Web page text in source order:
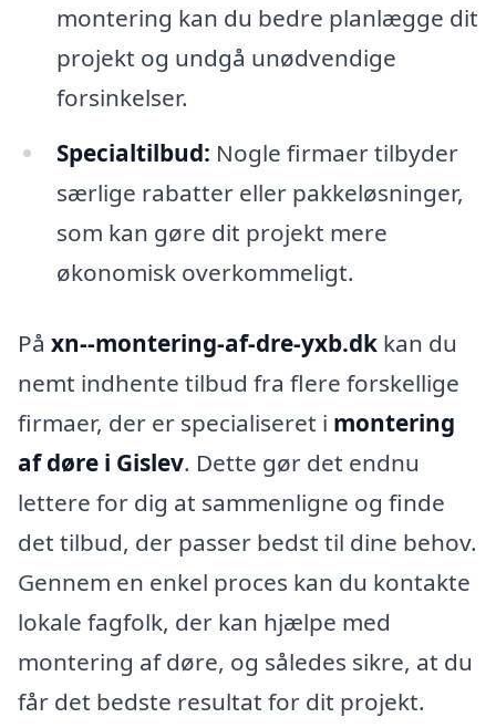
montering kan du bedre planlægge dit
projekt og undgå unødvendige
forsinkelser.
Specialtilbud: Nogle firmaer tilbyder
særlige rabatter eller pakkeløsninger,
som kan gøre dit projekt mere
økonomisk overkommeligt.
På xn--montering-af-dre-yxb.dk kan du
nemt indhente tilbud fra flere forskellige
firmaer, der er specialiseret i montering
af døre i Gislev. Dette gør det endnu
lettere for dig at sammenligne og finde
det tilbud, der passer bedst til dine behov.
Gennem en enkel proces kan du kontakte
lokale fagfolk, der kan hjælpe med
montering af døre, og således sikre, at du
får det bedste resultat for dit projekt.